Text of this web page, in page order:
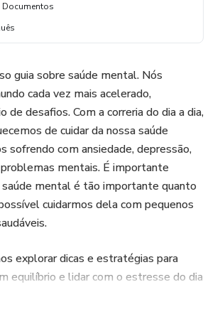
guia sobre saúde mental. Nós
cada vez mais acelerado,
de desafios. Com a correria do dia a dia,
de cuidar da nossa saúde
sofrendo com ansiedade, depressão,
mentais. É importante
mental é tão importante quanto
cuidarmos dela com pequenos
explorar dicas e estratégias para
equilíbrio e lidar com o estresse do dia
saudável, exercícios físicos e